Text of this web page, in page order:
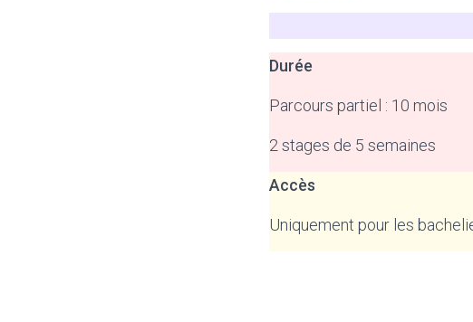
Durée
Parcours partiel : 10 mois
2 stages de 5 semaines
Accès
Uniquement pour les